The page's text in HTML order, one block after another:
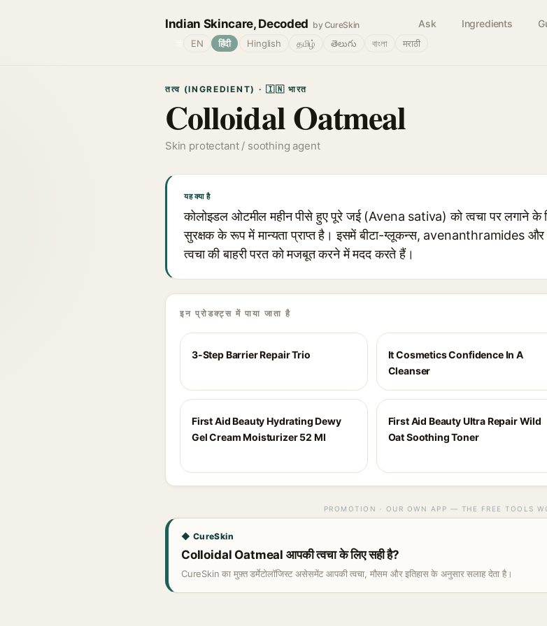
Indian Skincare, Decoded by CureSkin Ask Ingredients
EN हिंदी Hinglish தமிழ் తెలుగు বাংলা मराठी
तत्व (INGREDIENT) · 🇮🇳 भारत
Colloidal Oatmeal
Skin protectant / soothing agent
यह क्या है
कोलोइडल ओटमील महीन पीसे हुए पूरे जई (Avena sativa) को त्वचा पर लगाने के
सुरक्षक के रूप में मान्यता प्राप्त है। इसमें बीटा-ग्लूकन्स, avenanthramides और
त्वचा की बाहरी परत को मजबूत करने में मदद करते हैं।
इन प्रोडक्ट्स में पाया जाता है
3-Step Barrier Repair Trio
It Cosmetics Confidence In A
Cleanser
First Aid Beauty Hydrating Dewy
Gel Cream Moisturizer 52 Ml
First Aid Beauty Ultra Repair Wild
Oat Soothing Toner
PROMOTION · OUR OWN APP — THE FREE TOOLS
◆ CureSkin
Colloidal Oatmeal आपकी त्वचा के लिए सही है?
CureSkin का मुफ़्त डर्मेटोलॉजिस्ट असेसमेंट आपकी त्वचा, मौसम और इतिहास के अनुसार सलाह देता है।